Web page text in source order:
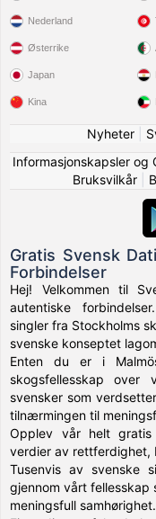
Nederland
Østerrike
Japan
Kina
Nyheter|
Informasjonskapsler og
Bruksvilkår
Gratis Svensk
Forbindelser
Hej! Velkommen til
autentiske
singler fra Stockholms
svenske konseptet
Enten du er i
skogsfellesskap over
svensker som
tilnærmingen til
Opplev vår helt gratis
verdier av
Tusenvis av svenske
gjennom vårt
meningsfull samhørighet.